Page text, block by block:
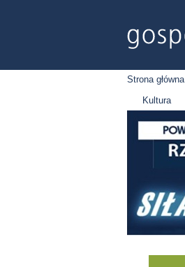
Strona główna
Kultura